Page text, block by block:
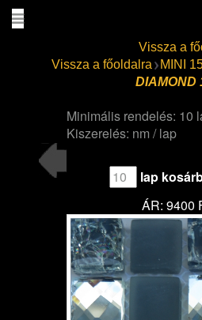
Vissza a
Vissza a főoldalra
MINI
DIAMOND
Minimális rendelés: 10
Kiszerelés: nm / lap
lap
ÁR: 9400